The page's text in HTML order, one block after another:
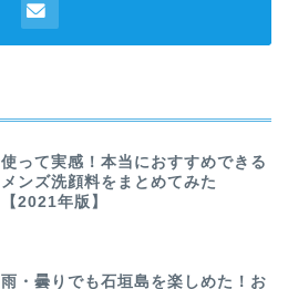
使って実感！本当におすすめできる
メンズ洗顔料をまとめてみた
【2021年版】
雨・曇りでも石垣島を楽しめた！お